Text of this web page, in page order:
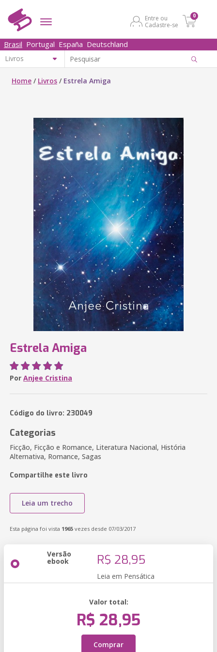
Entre ou
Cadastre-se
0
Brasil Portugal España Deutschland
Home / Livros / Estrela Amiga
Estrela Amiga
Por Anjee Cristina
Código do livro: 230049
Categorias
Ficção, Ficção e Romance, Literatura Nacional, História
Alternativa, Romance, Sagas
Compartilhe este livro
Leia um trecho
Esta página foi vista 1965 vezes desde 07/03/2017
Versão
ebook R$ 28,95
Leia em Pensática
Valor total:
R$ 28,95
Comprar